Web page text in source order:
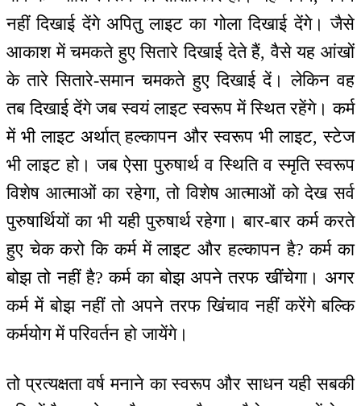
नहीं दिखाई देंगे अपितु लाइट का गोला दिखाई देंगे। जैसे
आकाश में चमकते हुए सितारे दिखाई देते हैं, वैसे यह आंखों
के तारे सितारे-समान चमकते हुए दिखाई दें। लेकिन वह
तब दिखाई देंगे जब स्वयं लाइट स्वरूप में स्थित रहेंगे। कर्म
में भी लाइट अर्थात् हल्कापन और स्वरूप भी लाइट, स्टेज
भी लाइट हो। जब ऐसा पुरुषार्थ व स्थिति व स्मृति स्वरूप
विशेष आत्माओं का रहेगा, तो विशेष आत्माओं को देख सर्व
पुरुषार्थियों का भी यही पुरुषार्थ रहेगा। बार-बार कर्म करते
हुए चेक करो कि कर्म में लाइट और हल्कापन है? कर्म का
बोझ तो नहीं है? कर्म का बोझ अपने तरफ खींचेगा। अगर
कर्म में बोझ नहीं तो अपने तरफ खिंचाव नहीं करेंगे बल्कि
कर्मयोग में परिवर्तन हो जायेंगे।
तो प्रत्यक्षता वर्ष मनाने का स्वरूप और साधन यही सबकी